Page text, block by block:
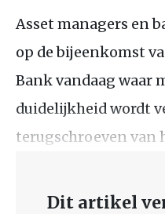
Asset managers en
op de bijeenkomst
Bank vandaag waar
duidelijkheid wordt
terugschroeven van
Dit artikel